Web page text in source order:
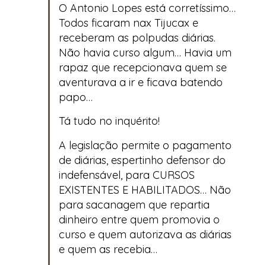
O Antonio Lopes está corretíssimo…
Todos ficaram nax Tijucax e
receberam as polpudas diárias.
Não havia curso algum… Havia um
rapaz que recepcionava quem se
aventurava a ir e ficava batendo
papo…
Tá tudo no inquérito!
A legislação permite o pagamento
de diárias, espertinho defensor do
indefensável, para CURSOS
EXISTENTES E HABILITADOS… Não
para sacanagem que repartia
dinheiro entre quem promovia o
curso e quem autorizava as diárias
e quem as recebia…